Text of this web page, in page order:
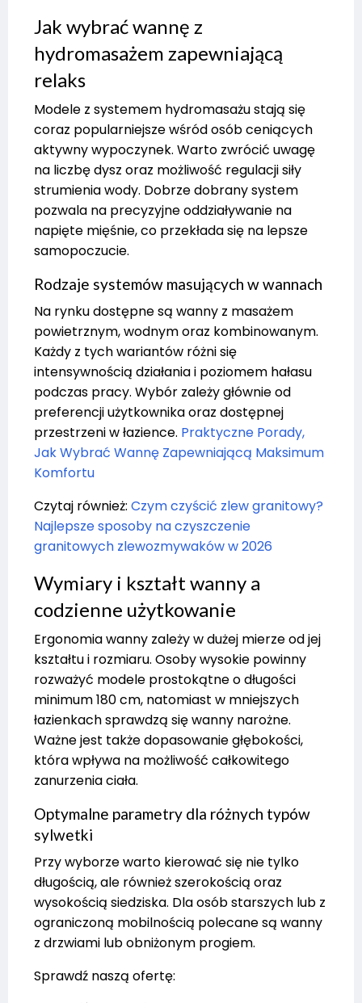
Jak wybrać wannę z
hydromasażem zapewniającą
relaks
Modele z systemem hydromasażu stają się
coraz popularniejsze wśród osób ceniących
aktywny wypoczynek. Warto zwrócić uwagę
na liczbę dysz oraz możliwość regulacji siły
strumienia wody. Dobrze dobrany system
pozwala na precyzyjne oddziaływanie na
napięte mięśnie, co przekłada się na lepsze
samopoczucie.
Rodzaje systemów masujących w wannach
Na rynku dostępne są wanny z masażem
powietrznym, wodnym oraz kombinowanym.
Każdy z tych wariantów różni się
intensywnością działania i poziomem hałasu
podczas pracy. Wybór zależy głównie od
preferencji użytkownika oraz dostępnej
przestrzeni w łazience. Praktyczne Porady,
Jak Wybrać Wannę Zapewniającą Maksimum
Komfortu
Czytaj również: Czym czyścić zlew granitowy?
Najlepsze sposoby na czyszczenie
granitowych zlewozmywaków w 2026
Wymiary i kształt wanny a
codzienne użytkowanie
Ergonomia wanny zależy w dużej mierze od jej
kształtu i rozmiaru. Osoby wysokie powinny
rozważyć modele prostokątne o długości
minimum 180 cm, natomiast w mniejszych
łazienkach sprawdzą się wanny narożne.
Ważne jest także dopasowanie głębokości,
która wpływa na możliwość całkowitego
zanurzenia ciała.
Optymalne parametry dla różnych typów
sylwetki
Przy wyborze warto kierować się nie tylko
długością, ale również szerokością oraz
wysokością siedziska. Dla osób starszych lub z
ograniczoną mobilnością polecane są wanny
z drzwiami lub obniżonym progiem.
Sprawdź naszą ofertę: